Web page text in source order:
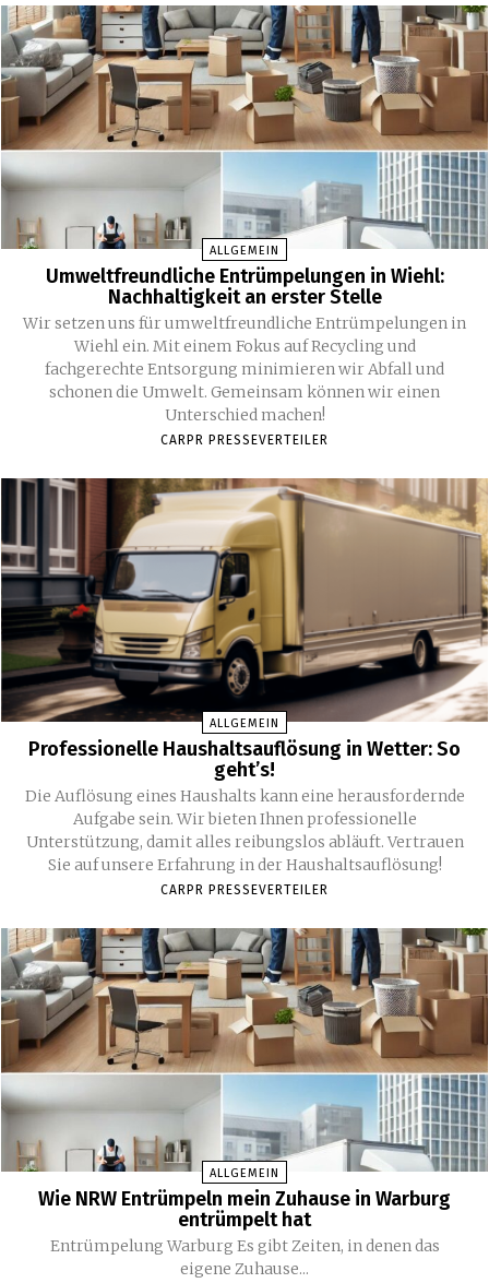
ALLGEMEIN
Umweltfreundliche Entrümpelungen in Wiehl:
Nachhaltigkeit an erster Stelle
Wir setzen uns für umweltfreundliche Entrümpelungen in
Wiehl ein. Mit einem Fokus auf Recycling und
fachgerechte Entsorgung minimieren wir Abfall und
schonen die Umwelt. Gemeinsam können wir einen
Unterschied machen!
CARPR PRESSEVERTEILER
ALLGEMEIN
Professionelle Haushaltsauflösung in Wetter: So
geht’s!
Die Auflösung eines Haushalts kann eine herausfordernde
Aufgabe sein. Wir bieten Ihnen professionelle
Unterstützung, damit alles reibungslos abläuft. Vertrauen
Sie auf unsere Erfahrung in der Haushaltsauflösung!
CARPR PRESSEVERTEILER
ALLGEMEIN
Wie NRW Entrümpeln mein Zuhause in Warburg
entrümpelt hat
Entrümpelung Warburg Es gibt Zeiten, in denen das
eigene Zuhause...